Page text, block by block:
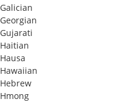
Galician
Georgian
Gujarati
Haitian
Hausa
Hawaiian
Hebrew
Hmong